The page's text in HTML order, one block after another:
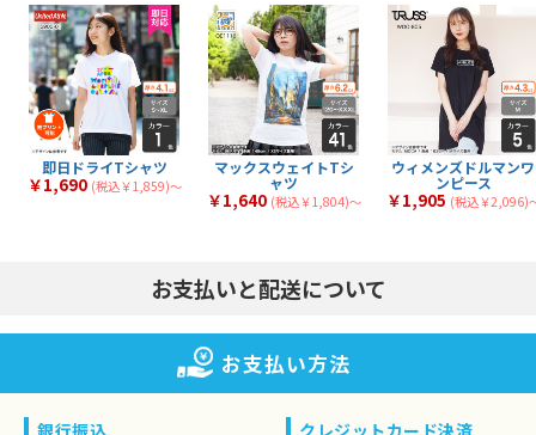
綿100%のTシャツ
全44商品 メンズTシャツ
全59商品
タンクトップ
全6商品
シルクスクリーンTシ
フルグラフィックTシ
ャツ
全1商品
トライブレンドTシャ
商品
マックスウェイトTシ
ャツ
全7商品 七分袖Tシャツ
商品
スリムフィットTシャ
ツ
全3商品 厚手Tシャツ
商品
薄手Tシャツ
全34商品 中厚Tシャツ
イベント向けTシャツ
全14 商品
文化祭・体育祭Tシャ
ツ
全18商品
即日ドライTシャツ
￥1,690 (税込￥1,859)〜
マックスウェイトTシ
ャツ
￥1,640 (税込￥1,804)〜
ウィメンズドルマンワ
ンピース
￥1,905 (税込￥2,096)
お支払いと配送について
お支払い方法
銀行振込 クレジットカード決済